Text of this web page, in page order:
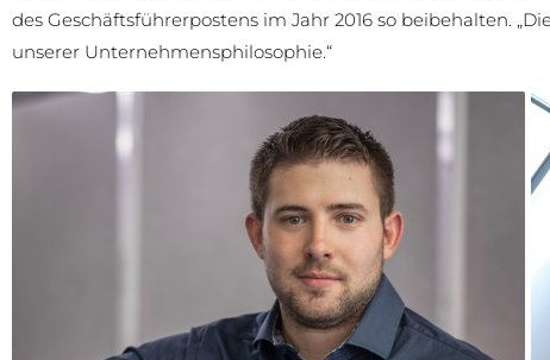
des Geschäftsführerpostens im Jahr 2016 so beibehalten.
unserer Unternehmensphilosophie.“